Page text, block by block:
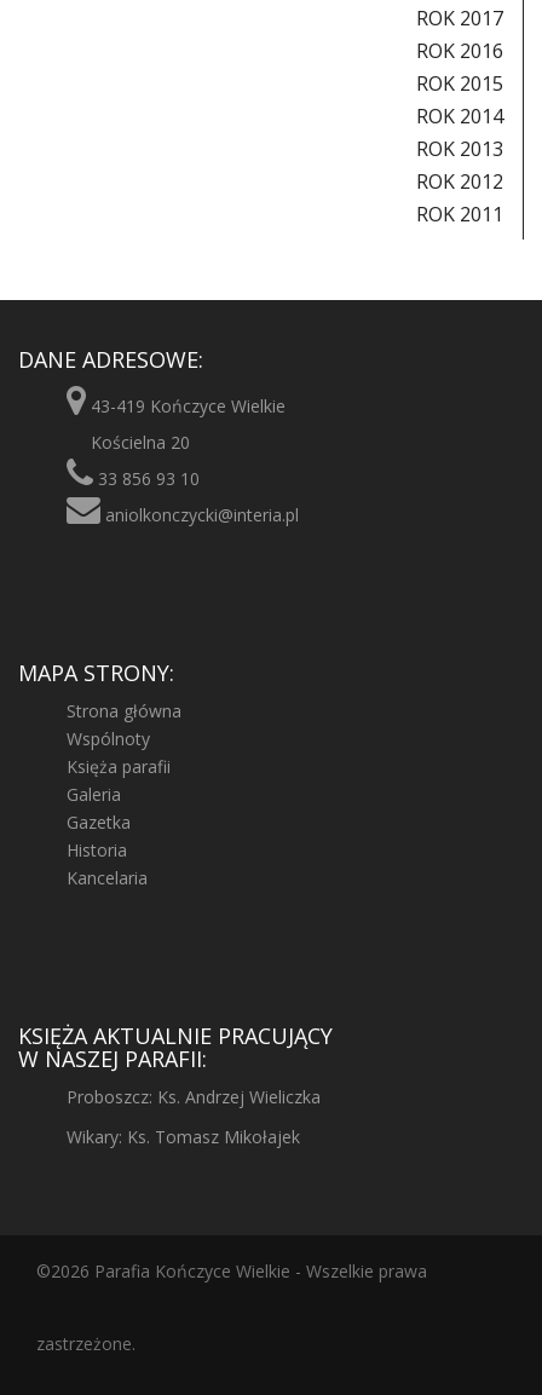
ROK 2017
ROK 2016
ROK 2015
ROK 2014
ROK 2013
ROK 2012
ROK 2011
DANE ADRESOWE:
43-419 Kończyce Wielkie
Kościelna 20
33 856 93 10
aniolkonczycki@interia.pl
MAPA STRONY:
Strona główna
Wspólnoty
Księża parafii
Galeria
Gazetka
Historia
Kancelaria
KSIĘŻA AKTUALNIE PRACUJĄCY
W NASZEJ PARAFII:
Proboszcz: Ks. Andrzej Wieliczka
Wikary: Ks. Tomasz Mikołajek
©2026 Parafia Kończyce Wielkie - Wszelkie prawa
zastrzeżone.